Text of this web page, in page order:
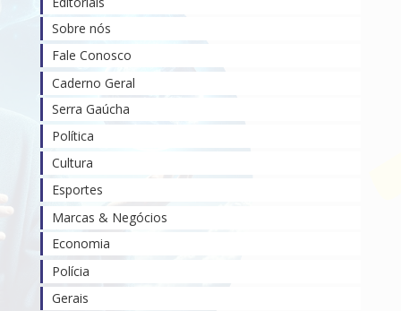
Sobre nós
Fale Conosco
Caderno Geral
Serra Gaúcha
Política
Cultura
Esportes
Marcas & Negócios
Economia
Polícia
Gerais